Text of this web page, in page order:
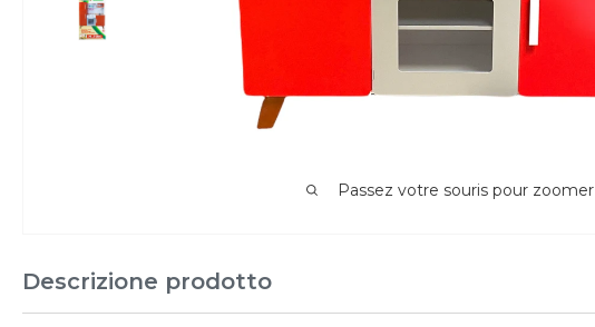
Passez votre souris pour zoomer
Descrizione prodotto